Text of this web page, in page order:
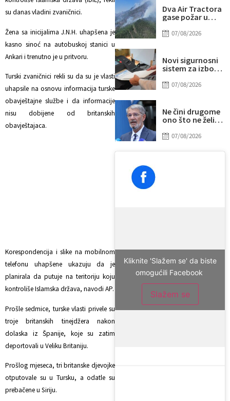
su danas vladini zvaničnici.
Žena sa inicijalima J.N.H. uhapšena je
kasno sinoć na autobuskoj stanici u
Ankari i trenutno je u pritvoru.
Turski zvaničnici rekli su da su je vlasti
uhapsile na osnovu informacija turske
obavještajne službe i da informacije
nisu dobijene od britanskih
obavještajaca.
Korespondencija i slike na mobilnom
telefonu uhapšene ukazuju da je
planirala da putuje na teritoriju koju
kontroliše Islamska država, navodi AP.
Prošle sedmice, turske vlasti privele su
troje britanskih tinejdžera nakon
dolaska iz Španije, koje su zatim
deportovali u Veliku Britaniju.
Prošlog mjeseca, tri britanske djevojke
otputovale su u Tursku, a odatle su
prebačene u Siriju.
Dva Air Tractora
gase požar u
subotu stiže i
07/08/2026
Novi sigurnosni
sistem za izbore
šifra pod
07/08/2026
Ne čini drugome
ono što ne želiš
tebi07/08/2026
Kliknite 'Slažem se' da biste
omogućili Facebook
Slažem se